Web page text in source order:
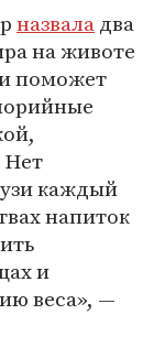
назваладва
на животе
поможет
каждый
напиток
и
веса», —